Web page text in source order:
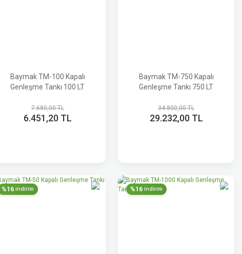
Baymak TM-100 Kapalı
Genleşme Tankı 100 LT
7.680,00 TL
6.451,20 TL
Baymak TM-750 Kapalı
Genleşme Tankı 750 LT
34.800,00 TL
29.232,00 TL
%16 indirim %16 indirim